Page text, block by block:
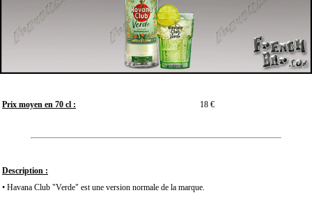
Prix moyen en 70 cl : 18 €
Description :
• Havana Club "Verde" est une version normale de la marque.